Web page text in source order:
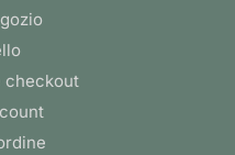
checkout